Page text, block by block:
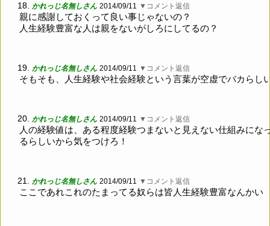
18. かれっじ名無しさん 2014/09/11 ▼コメント返信
親に感謝しておくって良い事じゃないの？
人生経験豊富な人は親をないがしろにしてるの？
19. かれっじ名無しさん 2014/09/11 ▼コメント返信
そもそも、人生経験や社会経験という言葉が空虚でバカらし
20. かれっじ名無しさん 2014/09/11 ▼コメント返信
人の経験値は、ある程度経験つまないと見えない仕組みにな
るらしいから気をつけろ！
21. かれっじ名無しさん 2014/09/11 ▼コメント返信
ここであれこれのたまってる奴らは皆人生経験豊富なんかい